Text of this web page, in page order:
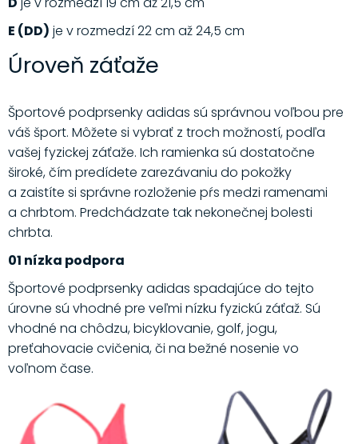
E (DD) je v rozmedzí 22 cm až 24,5 cm
Úroveň záťaže
Športové podprsenky adidas sú správnou voľbou pre
váš šport. Môžete si vybrať z troch možností, podľa
vašej fyzickej záťaže. Ich ramienka sú dostatočne
široké, čím predídete zarezávaniu do pokožky
a zaistíte si správne rozloženie pŕs medzi ramenami
a chrbtom. Predchádzate tak nekonečnej bolesti
chrbta.
01 nízka podpora
Športové podprsenky adidas spadajúce do tejto
úrovne sú vhodné pre veľmi nízku fyzickú záťaž. Sú
vhodné na chôdzu, bicyklovanie, golf, jogu,
preťahovacie cvičenia, či na bežné nosenie vo
voľnom čase.